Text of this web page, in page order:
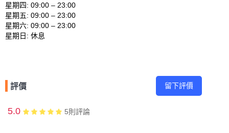
星期四: 09:00 – 23:00
星期五: 09:00 – 23:00
星期六: 09:00 – 23:00
評價 留下評價
5.0 5則評論